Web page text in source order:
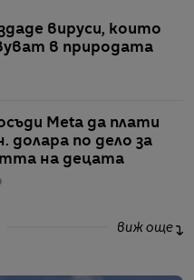
вируси, които
в природата
Meta да плати
долара по дело за
на децата
виж още